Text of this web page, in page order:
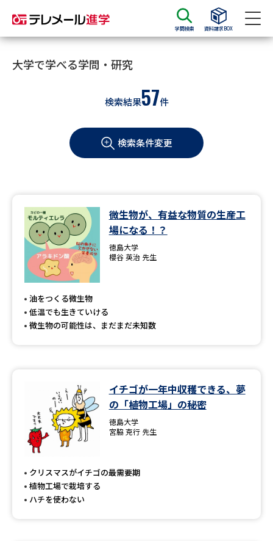
学問検索 資料請求BOX
資料請求
大学・短大の資料種類から請求
学部・学科パンフ
過去問題集
大学・短大以外の資料から請求
専門学校の資料請求
留学・進学関連、塾・予備校
高等学校（情報）教員資格認定
大学で学べる内容や特徴を調べる
大学で学べる学問・研究
検索結果57件
検索条件変更
微生物が、有益な物質の生産工
場になる！？
徳島大学
櫻谷 英治 先生
油をつくる微生物
低温でも生きていける
微生物の可能性は、まだまだ未知数
イチゴが一年中収穫できる、夢
の「植物工場」の秘密
徳島大学
宮脇 克行 先生
クリスマスがイチゴの最需要期
植物工場で栽培する
ハチを使わない